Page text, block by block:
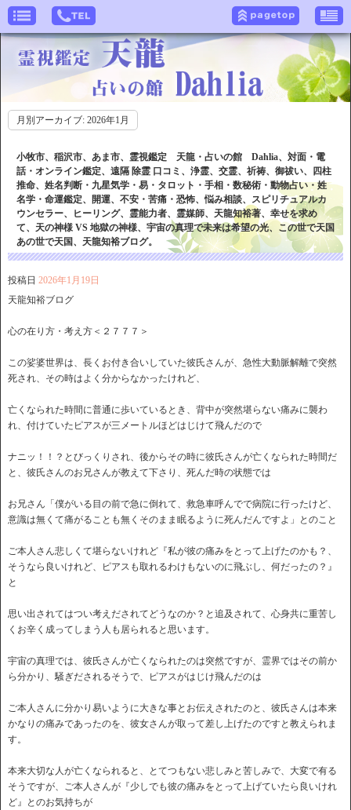
月別アーカイブ: 2026年1月
小牧市、稲沢市、あま市、霊視鑑定 天龍・占いの館 Dahlia、対面・電
話・オンライン鑑定、遠隔 除霊 口コミ、浄霊、交霊、祈祷、御祓い、四柱
推命、姓名判断・九星気学・易・タロット・手相・数秘術・動物占い・姓
名学・命運鑑定、開運、不安・苦痛・恐怖、悩み相談、スピリチュアルカ
ウンセラー、ヒーリング、霊能力者、霊媒師、天龍知裕著、幸せを求め
て、天の神様 VS 地獄の神様、宇宙の真理で未来は希望の光、この世で天国
あの世で天国、天龍知裕ブログ。
投稿日 2026年1月19日
天龍知裕ブログ
心の在り方・考え方＜２７７７＞
この娑婆世界は、長くお付き合いしていた彼氏さんが、急性大動脈解離で突然
死され、その時はよく分からなかったけれど、
亡くなられた時間に普通に歩いているとき、背中が突然堪らない痛みに襲わ
れ、付けていたピアスが三メートルほどはじけて飛んだので
ナニッ！！？とびっくりされ、後からその時に彼氏さんが亡くなられた時間だ
と、彼氏さんのお兄さんが教えて下さり、死んだ時の状態では
お兄さん「僕がいる目の前で急に倒れて、救急車呼んでで病院に行ったけど、
意識は無くて痛がることも無くそのまま眠るように死んだんですよ」とのこと
ご本人さん悲しくて堪らないけれど『私が彼の痛みをとって上げたのかも？、
そうなら良いけれど、ピアスも取れるわけもないのに飛ぶし、何だったの？』
と
思い出されてはつい考えだされてどうなのか？と追及されて、心身共に重苦し
くお辛く成ってしまう人も居られると思います。
宇宙の真理では、彼氏さんが亡くなられたのは突然ですが、霊界ではその前か
ら分かり、騒ぎだされるそうで、ピアスがはじけ飛んだのは
ご本人さんに分かり易いように大きな事とお伝えされたのと、彼氏さんは本来
かなりの痛みであったのを、彼女さんが取って差し上げたのですと教えられま
す。
本来大切な人が亡くなられると、とてつもない悲しみと苦しみで、大変で有る
そうですが、ご本人さんが『少しでも彼の痛みをとって上げていたら良いけれ
ど』とのお気持ちが